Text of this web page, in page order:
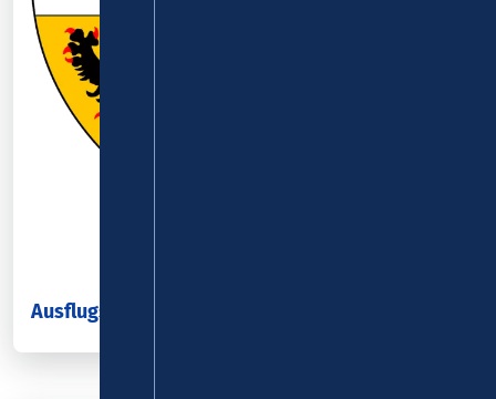
Ausflugsziele im Landkreis Cochem-Zell